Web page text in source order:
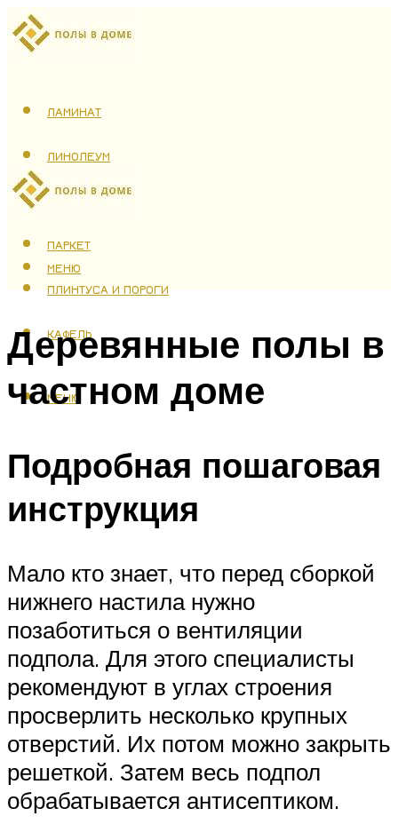
ЛАМИНАТ
ЛИНОЛЕУМ
ТЕПЛЫЙ ПОЛ
ПАРКЕТ
ПЛИНТУСА И ПОРОГИ
КАФЕЛЬ
МЕНЮ
МЕНЮ
Деревянные полы в
частном доме
Подробная пошаговая
инструкция
Мало кто знает, что перед сборкой
нижнего настила нужно
позаботиться о вентиляции
подпола. Для этого специалисты
рекомендуют в углах строения
просверлить несколько крупных
отверстий. Их потом можно закрыть
решеткой. Затем весь подпол
обрабатывается антисептиком.